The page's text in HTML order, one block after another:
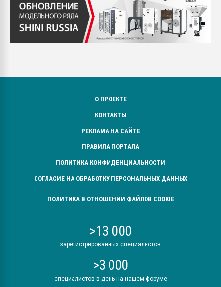
О ПРОЕКТЕ
КОНТАКТЫ
РЕКЛАМА НА САЙТЕ
ПРАВИЛА ПОРТАЛА
ПОЛИТИКА КОНФИДЕНЦИАЛЬНОСТИ
СОГЛАСИЕ НА ОБРАБОТКУ ПЕРСОНАЛЬНЫХ ДАННЫХ
ПОЛИТИКА В ОТНОШЕНИИ ФАЙЛОВ COOKIE
>13 000
зарегистрированных специалистов
>3 000
специалистов в день на нашем форуме